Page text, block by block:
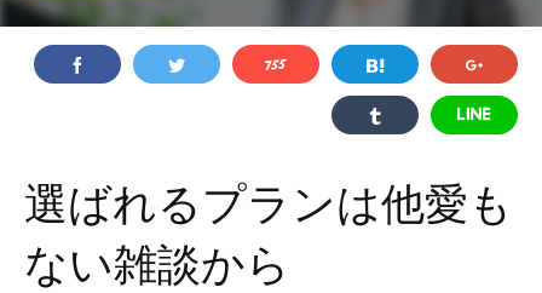
選ばれるプランは他愛も
ない雑談から